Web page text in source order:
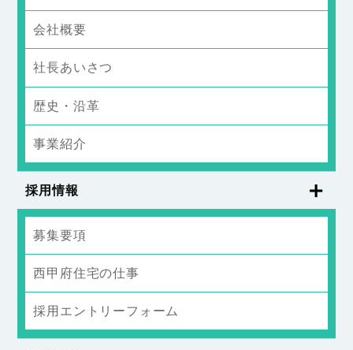
会社概要
社長あいさつ
歴史・沿革
事業紹介
採用情報
募集要項
西甲府住宅の仕事
採用エントリーフォーム